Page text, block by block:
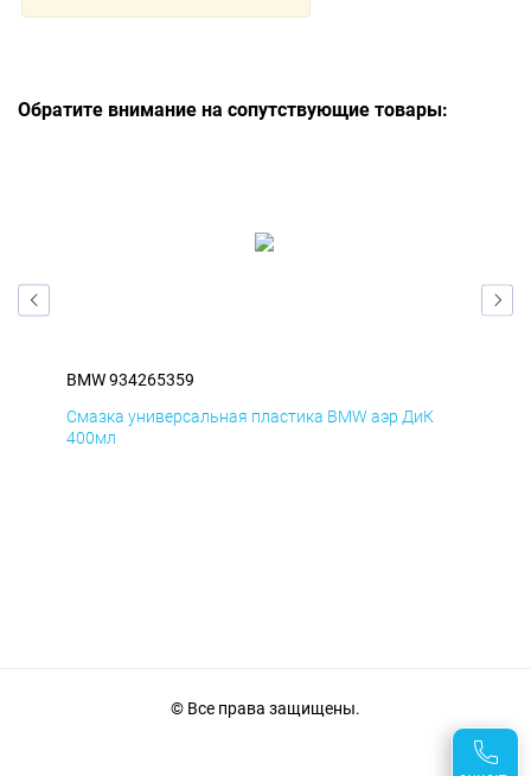
Обратите внимание на сопутствующие товары:
BMW 934265359
Смазка универсальная пластика BMW аэр ДиК
400мл
© Все права защищены.